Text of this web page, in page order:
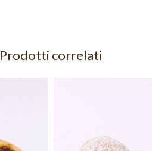
Prodotti correlati